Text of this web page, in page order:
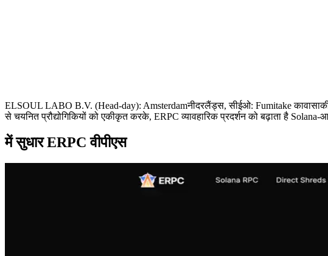
ELSOUL LABO B.V. (Head-day): Amsterdamनीदरलैंड्स, सीईओ: Fumitake
से चयनित प्रौद्योगिकियों को एकीकृत करके, ERPC व्यावहारिक प्रदर्शन को बढ़ाता है Solana-
में सुधार ERPC वीपीएस